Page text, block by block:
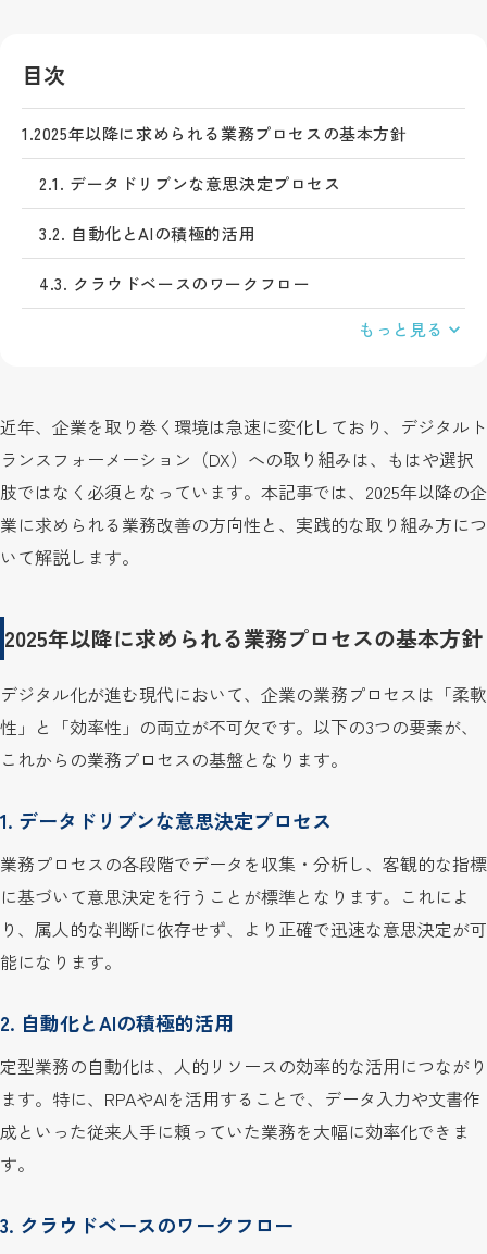
目次
1.2025年以降に求められる業務プロセスの基本方針
2.1. データドリブンな意思決定プロセス
3.2. 自動化とAIの積極的活用
4.3. クラウドベースのワークフロー
もっと見る
近年、企業を取り巻く環境は急速に変化しており、デジタルト
ランスフォーメーション（DX）への取り組みは、もはや選択
肢ではなく必須となっています。本記事では、2025年以降の企
業に求められる業務改善の方向性と、実践的な取り組み方につ
いて解説します。
2025年以降に求められる業務プロセスの基本方針
デジタル化が進む現代において、企業の業務プロセスは「柔軟
性」と「効率性」の両立が不可欠です。以下の3つの要素が、
これからの業務プロセスの基盤となります。
1. データドリブンな意思決定プロセス
業務プロセスの各段階でデータを収集・分析し、客観的な指標
に基づいて意思決定を行うことが標準となります。これによ
り、属人的な判断に依存せず、より正確で迅速な意思決定が可
能になります。
2. 自動化とAIの積極的活用
定型業務の自動化は、人的リソースの効率的な活用につながり
ます。特に、RPAやAIを活用することで、データ入力や文書作
成といった従来人手に頼っていた業務を大幅に効率化できま
す。
3. クラウドベースのワークフロー